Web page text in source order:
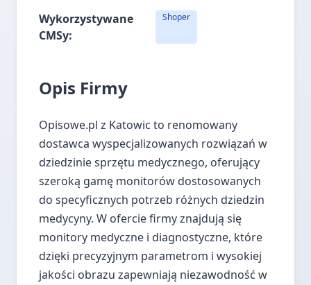
Wykorzystywane
CMSy:
Shoper
Opis Firmy
Opisowe.pl z Katowic to renomowany
dostawca wyspecjalizowanych rozwiązań w
dziedzinie sprzętu medycznego, oferujący
szeroką gamę monitorów dostosowanych
do specyficznych potrzeb różnych dziedzin
medycyny. W ofercie firmy znajdują się
monitory medyczne i diagnostyczne, które
dzięki precyzyjnym parametrom i wysokiej
jakości obrazu zapewniają niezawodność w